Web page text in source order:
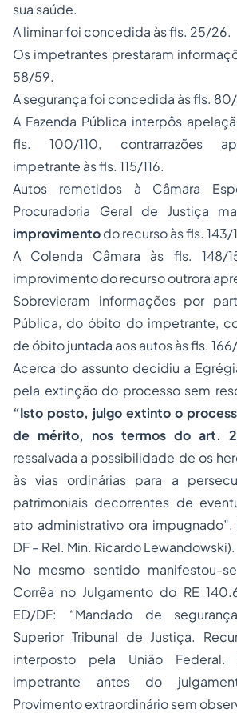
sua saúde.
A liminar foi concedida às fls. 25/26.
Os impetrantes prestaram
58/59.
A segurança foi concedida às fls.
A Fazenda Pública interpôs
fls. 100/110, contrarrazões
impetrante às fls. 115/116.
Autos remetidos à Câmara
Procuradoria Geral de Justiça
improvimentodo recurso às fls. 143/
A Colenda Câmara às fls. 148/
improvimento do recurso outrora
Sobrevieram informações por
Pública, do óbito do impetrante,
de óbito juntada aos autos às fls.
Acerca do assunto decidiu a
pela extinção do processo sem
“Isto posto, julgo extinto o
de mérito, nos termos do art.
ressalvada a possibilidade de os
às vias ordinárias para a
patrimoniais decorrentes de
ato administrativo ora impugnado”.
DF – Rel. Min. Ricardo Lewandowski).
No mesmo sentido manifestou-
Corrêa no Julgamento do RE
ED/DF: “Mandado de segurança
Superior Tribunal de Justiça.
interposto pela União Federal.
impetrante antes do
Provimento extraordinário sem